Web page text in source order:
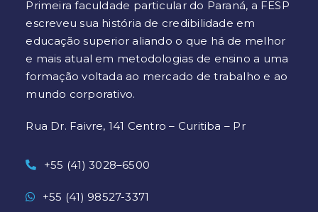
Primeira faculdade particular do Paraná, a FESP
escreveu sua história de credibilidade em
educação superior aliando o que há de melhor
e mais atual em metodologias de ensino a uma
formação voltada ao mercado de trabalho e ao
mundo corporativo.
Rua Dr. Faivre, 141 Centro – Curitiba – Pr
+55 (41) 3028–6500
+55 (41) 98527-3371